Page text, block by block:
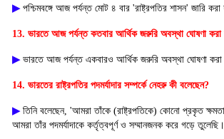
▶ পশ্চিমবঙ্গে আজ পর্যন্ত মোট ৪ বার 'রাষ্ট্রপতির শাসন' জারি করা
13. ভারতে আজ পর্যন্ত কতবার আর্থিক জরুরি অবস্থা ঘোষণা করা
▶ ভারতে আজ পর্যন্ত একবারও আর্থিক জরুরি অবস্থা ঘোষণা করা
14. ভারতের রাষ্ট্রপতির পদমর্যাদার সম্পর্কে নেহরু কী বলেছেন?
▶ তিনি বলেছেন, 'আমরা তাঁকে (রাষ্ট্রপতিকে) কোনো প্রকৃত
আমরা তাঁর পদমর্যাদাকে কর্তৃত্বপূর্ণ ও সম্মানজনক করে গড়ে